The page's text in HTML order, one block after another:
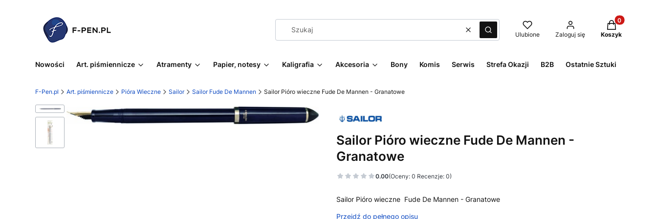
WyczyśćSzukaj Ulubione Zaloguj się
Produkty w
Koszyk
Nowości Art. piśmiennicze Atramenty Papier, notesy Kaligrafia Akcesoria Bony Komis Serwis Strefa Okazji B2B Ostatnie Sztuki
F-Pen.pl Art. piśmiennicze Pióra Wieczne Sailor Sailor Fude De Mannen Sailor Pióro wieczne Fude De Mannen - Granatowe
Sailor Pióro wieczne Fude De Mannen -
Granatowe
0.00(Oceny: 0 Recenzje: 0)
Sailor Pióro wieczne Fude De Mannen - Granatowe
Przejdź do pełnego opisu